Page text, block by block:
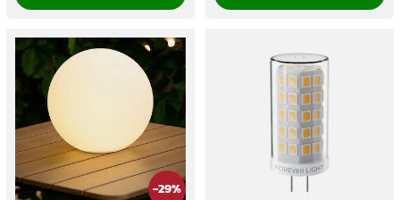
-29%